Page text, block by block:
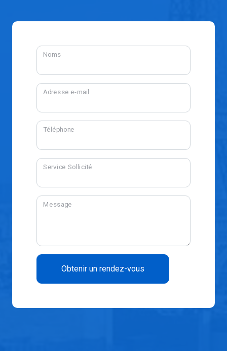
Noms
Adresse e-mail
Téléphone
Service Sollicité
Message
Obtenir un rendez-vous